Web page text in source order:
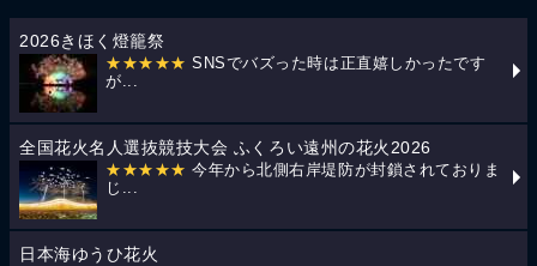
2026きほく燈籠祭
★★★★★ SNSでバズった時は正直嬉しかったです
が...
全国花火名人選抜競技大会 ふくろい遠州の花火2026
★★★★★ 今年から北側右岸堤防が封鎖されておりま
じ...
日本海ゆうひ花火